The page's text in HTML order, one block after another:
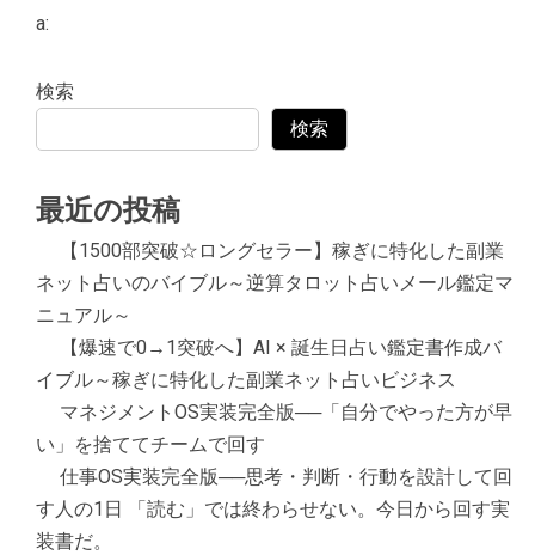
a:
検索
検索
最近の投稿
【1500部突破☆ロングセラー】稼ぎに特化した副業
ネット占いのバイブル～逆算タロット占いメール鑑定マ
ニュアル～
【爆速で0→1突破へ】AI × 誕生日占い鑑定書作成バ
イブル～稼ぎに特化した副業ネット占いビジネス
マネジメントOS実装完全版──「自分でやった方が早
い」を捨ててチームで回す
仕事OS実装完全版──思考・判断・行動を設計して回
す人の1日 「読む」では終わらせない。今日から回す実
装書だ。